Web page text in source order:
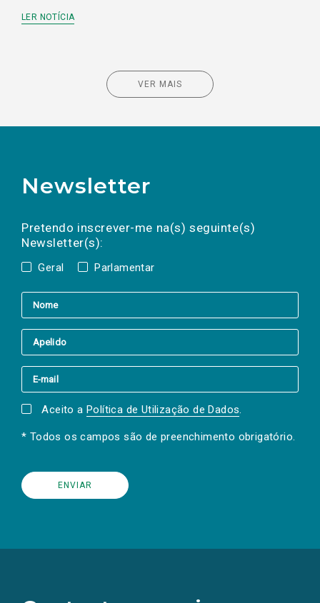
LER NOTÍCIA
VER MAIS
Newsletter
Pretendo inscrever-me na(s) seguinte(s)
Newsletter(s):
Geral Parlamentar
a(s) newsletter(s).
mail
Aceito a Política de Utilização de Dados.
* Todos os campos são de preenchimento obrigatório.